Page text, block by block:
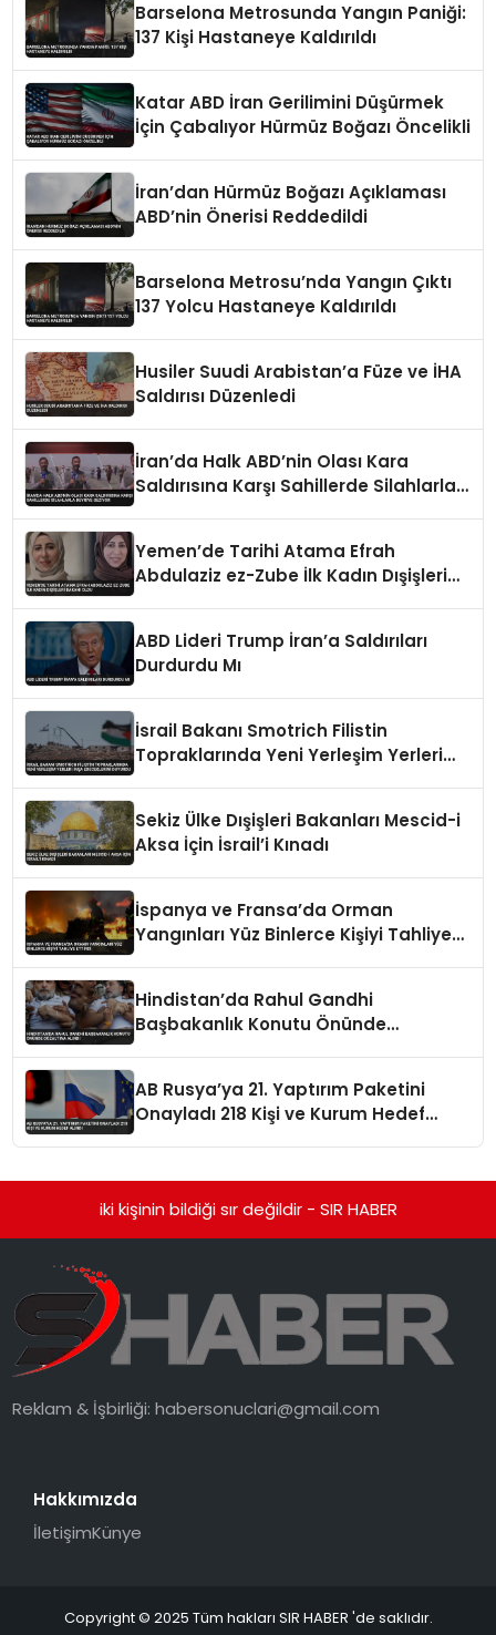
Barselona Metrosunda Yangın Paniği:
137 Kişi Hastaneye Kaldırıldı
Katar ABD İran Gerilimini Düşürmek
İçin Çabalıyor Hürmüz Boğazı Öncelikli
İran’dan Hürmüz Boğazı Açıklaması
ABD’nin Önerisi Reddedildi
Barselona Metrosu’nda Yangın Çıktı
137 Yolcu Hastaneye Kaldırıldı
Husiler Suudi Arabistan’a Füze ve İHA
Saldırısı Düzenledi
İran’da Halk ABD’nin Olası Kara
Saldırısına Karşı Sahillerde Silahlarla
Yemen’de Tarihi Atama Efrah
Abdulaziz ez-Zube İlk Kadın Dışişleri
ABD Lideri Trump İran’a Saldırıları
Durdurdu Mı
İsrail Bakanı Smotrich Filistin
Topraklarında Yeni Yerleşim Yerleri
Sekiz Ülke Dışişleri Bakanları Mescid-i
Aksa İçin İsrail’i Kınadı
İspanya ve Fransa’da Orman
Yangınları Yüz Binlerce Kişiyi Tahliye
Hindistan’da Rahul Gandhi
Başbakanlık Konutu Önünde
AB Rusya’ya 21. Yaptırım Paketini
Onayladı 218 Kişi ve Kurum Hedef
iki kişinin bildiği sır değildir - SIR HABER
Reklam & İşbirliği:habersonuclari@gmail.com
Hakkımızda
İletişimKünye
Copyright © 2025 Tüm hakları SIR HABER 'de saklıdır.